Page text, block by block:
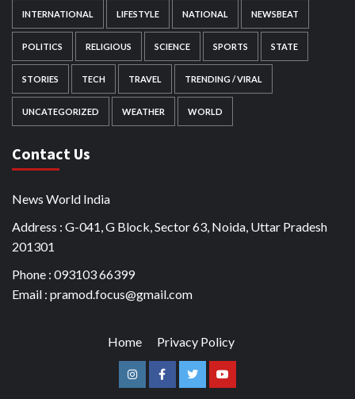
INTERNATIONAL LIFESTYLE NATIONAL NEWSBEAT
POLITICS RELIGIOUS SCIENCE SPORTS STATE
STORIES TECH TRAVEL TRENDING / VIRAL
UNCATEGORIZED WEATHER WORLD
Contact Us
News World India
Address : G-041, G Block, Sector 63, Noida, Uttar Pradesh
201301
Phone : 093103 66399
Email : pramod.focus@gmail.com
Home Privacy Policy
InstagramFacebookTwitterYoutube